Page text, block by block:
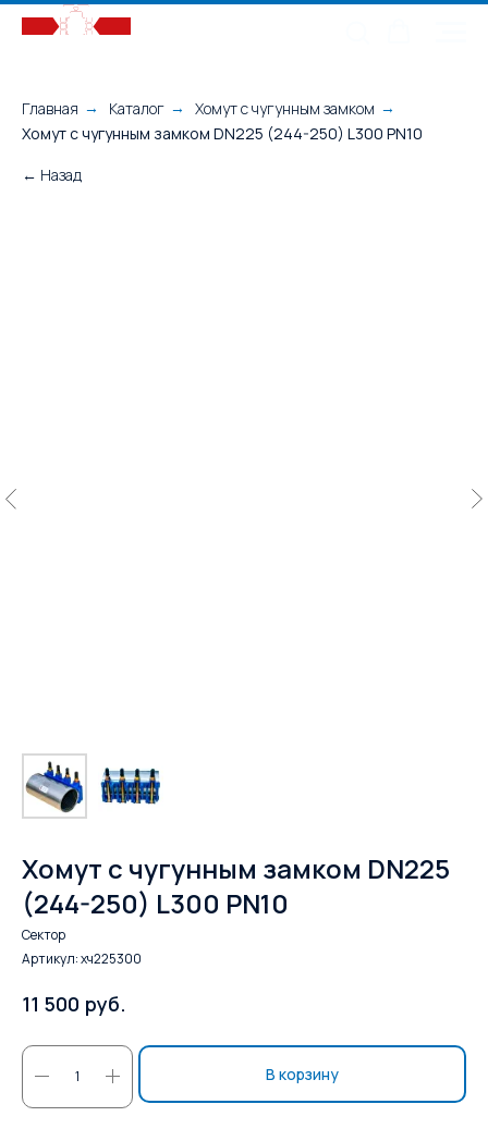
Главная → Каталог → Хомут с чугунным замком →
Хомут с чугунным замком DN225 (244-250) L300 PN10
← Назад
Хомут с чугунным замком DN225
(244-250) L300 PN10
Сектор
Артикул:хч225300
11 500 руб.
В корзину